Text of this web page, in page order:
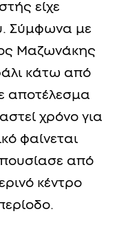
είχε
Σύμφωνα με
Μαζωνάκης
κάτω από
αποτέλεσμα
χρόνο για
φαίνεται
από
κέντρο